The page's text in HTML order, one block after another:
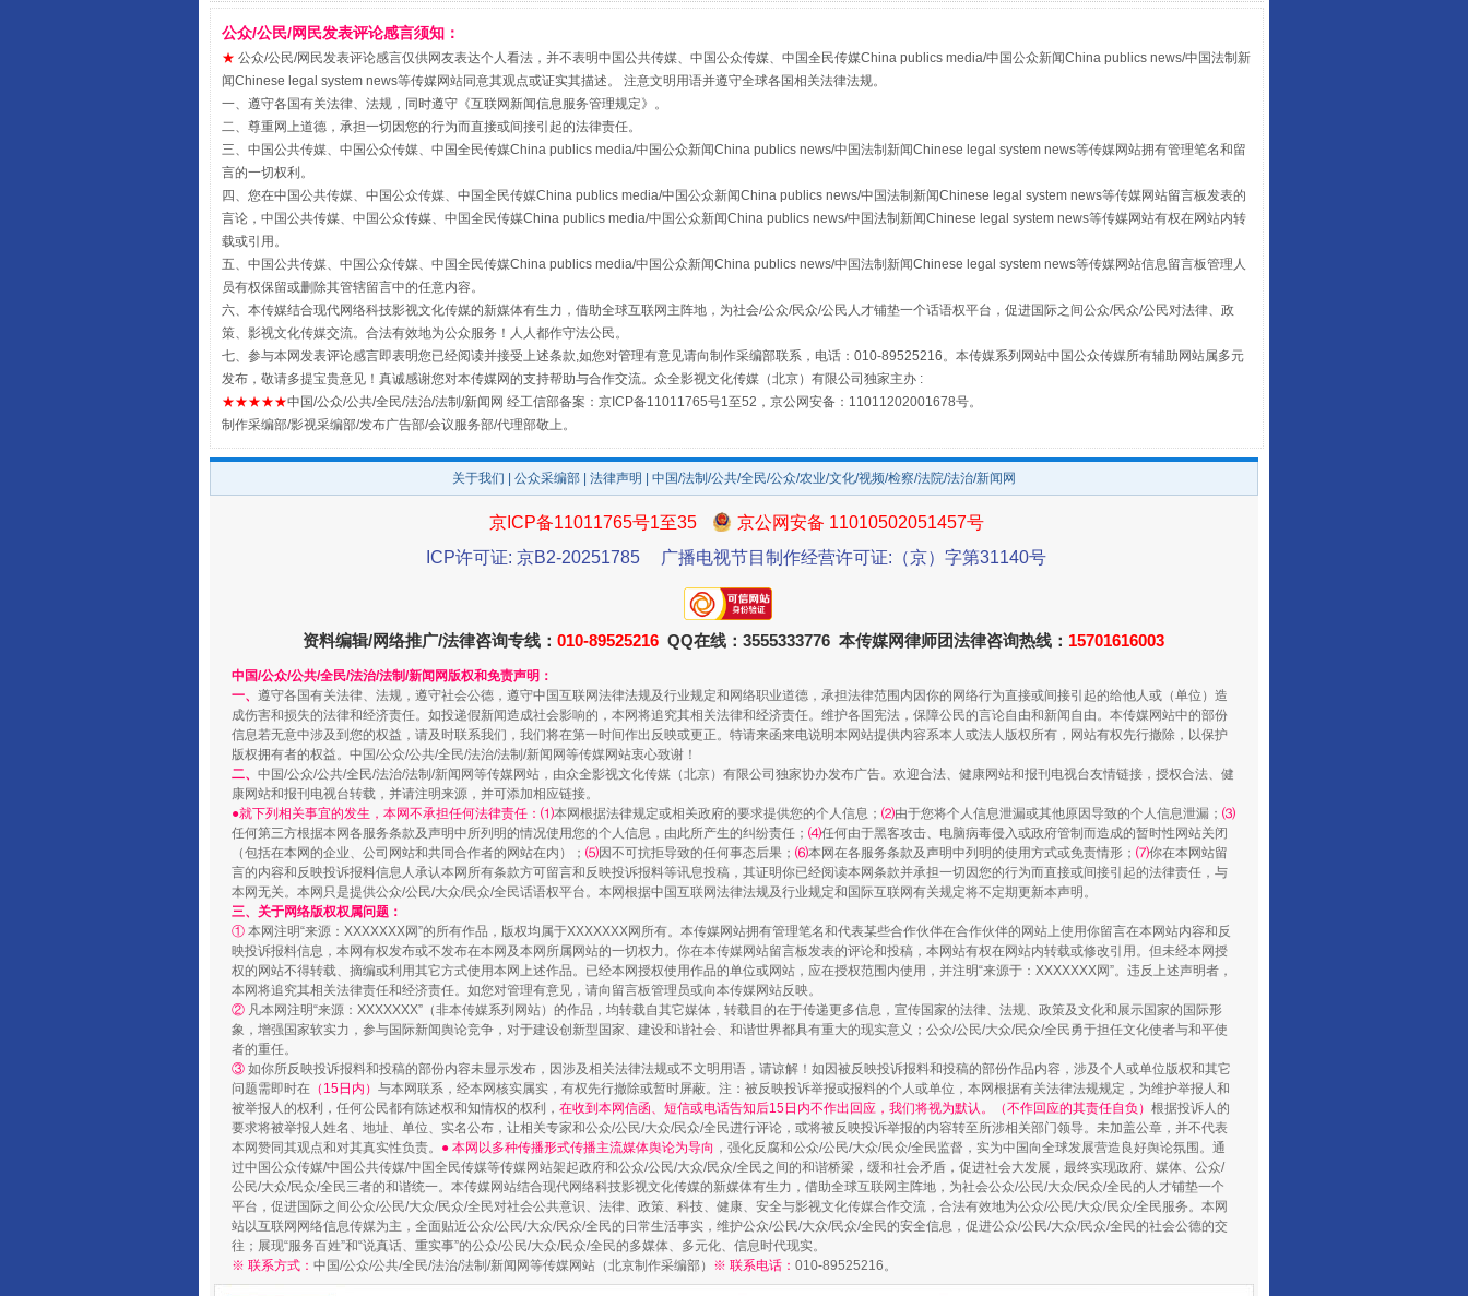
从幼儿园到大学，有这些资助
事关残疾人未来5年 让传统村落焕发生机
规模最大的光氢储一体化项目 走走走！国家喊你健身啦 国家大学科技园优化重塑工作
镜头丨大暑三秋近 山西：不断增强治理腐败综合效能 扯下公款旅游的“隐身衣”
如何以同查同治破解风腐交织难题 养老服务师职业资格制度暂行规定
公众/公民/网民发表评论感言须知：
★ 公众/公民/网民发表评论感言仅供网友表达个人看法，并不表明中国公共传媒、中国公众传媒、中国全民传媒China publics media/中国公众新闻China publics news/中国法制新
闻Chinese legal system news等传媒网站同意其观点或证实其描述。 注意文明用语并遵守全球各国相关法律法规。
一、遵守各国有关法律、法规，同时遵守《互联网新闻信息服务管理规定》。
二、尊重网上道德，承担一切因您的行为而直接或间接引起的法律责任。
三、中国公共传媒、中国公众传媒、中国全民传媒China publics media/中国公众新闻China publics news/中国法制新闻Chinese legal system news等传媒网站拥有管理笔名和留
言的一切权利。
四、您在中国公共传媒、中国公众传媒、中国全民传媒China publics media/中国公众新闻China publics news/中国法制新闻Chinese legal system news等传媒网站留言板发表的
言论，中国公共传媒、中国公众传媒、中国全民传媒China publics media/中国公众新闻China publics news/中国法制新闻Chinese legal system news等传媒网站有权在网站内转
载或引用。
五、中国公共传媒、中国公众传媒、中国全民传媒China publics media/中国公众新闻China publics news/中国法制新闻Chinese legal system news等传媒网站信息留言板管理人
员有权保留或删除其管辖留言中的任意内容。
六、本传媒结合现代网络科技影视文化传媒的新媒体有生力，借助全球互联网主阵地，为社会/公众/民众/公民人才铺垫一个话语权平台，促进国际之间公众/民众/公民对法律、政
策、影视文化传媒交流。合法有效地为公众服务！人人都作守法公民。
七、参与本网发表评论感言即表明您已经阅读并接受上述条款,如您对管理有意见请向制作采编部联系，电话：010-89525216。本传媒系列网站中国公众传媒所有辅助网站属多元
发布，敬请多提宝贵意见！真诚感谢您对本传媒网的支持帮助与合作交流。众全影视文化传媒（北京）有限公司独家主办 :
★★★★★中国/公众/公共/全民/法治/法制/新闻网 经工信部备案：京ICP备11011765号1至52，京公网安备：11011202001678号。
制作采编部/影视采编部/发布广告部/会议服务部/代理部敬上。
关于我们 公众采编部 法律声明 | 中国/法制/公共/全民/公众/农业/文化/视频/检察/法院/法治/新闻网
京ICP备11011765号1至35
京公网安备 11010502051457号
ICP许可证: 京B2-20251785
广播电视节目制作经营许可证:（京）字第31140号
资料编辑/网络推广/法律咨询专线： 010-89525216 QQ在线：3555333776 本传媒网律师团法律咨询热线： 15701616003
中国/公众/公共/全民/法治/法制/新闻网版权和免责声明：
一、 遵守各国有关法律、法规，遵守社会公德，遵守中国互联网法律法规及行业规定和网络职业道德，承担法律范围内因你的网络行为直接或间接引起的给他人或（单位）造
成伤害和损失的法律和经济责任。如投递假新闻造成社会影响的，本网将追究其相关法律和经济责任。维护各国宪法，保障公民的言论自由和新闻自由。本传媒网站中的部份
信息若无意中涉及到您的权益，请及时联系我们，我们将在第一时间作出反映或更正。特请来函来电说明本网站提供内容系本人或法人版权所有，网站有权先行撤除，以保护
版权拥有者的权益。中国/公众/公共/全民/法治/法制/新闻网等传媒网站衷心致谢！
二、 中国/公众/公共/全民/法治/法制/新闻网等传媒网站，由众全影视文化传媒（北京）有限公司独家协办发布广告。欢迎合法、健康网站和报刊电视台友情链接，授权合法、健
康网站和报刊电视台转载，并请注明来源，并可添加相应链接。
●就下列相关事宜的发生，本网不承担任何法律责任：⑴本网根据法律规定或相关政府的要求提供您的个人信息； ⑵由于您将个人信息泄漏或其他原因导致的个人信息泄漏； ⑶
任何第三方根据本网各服务条款及声明中所列明的情况使用您的个人信息，由此所产生的纠纷责任； ⑷任何由于黑客攻击、电脑病毒侵入或政府管制而造成的暂时性网站关闭
（包括在本网的企业、公司网站和共同合作者的网站在内）； ⑸因不可抗拒导致的任何事态后果； ⑹本网在各服务条款及声明中列明的使用方式或免责情形； ⑺你在本网站留
言的内容和反映投诉报料信息人承认本网所有条款方可留言和反映投诉报料等讯息投稿，其证明你已经阅读本网条款并承担一切因您的行为而直接或间接引起的法律责任，与
本网无关。本网只是提供公众/公民/大众/民众/全民话语权平台。本网根据中国互联网法律法规及行业规定和国际互联网有关规定将不定期更新本声明。
三、关于网络版权权属问题：
① 本网注明“来源：XXXXXXX网”的所有作品，版权均属于XXXXXXX网所有。本传媒网站拥有管理笔名和代表某些合作伙伴在合作伙伴的网站上使用你留言在本网站内容和反
映投诉报料信息，本网有权发布或不发布在本网及本网所属网站的一切权力。你在本传媒网站留言板发表的评论和投稿，本网站有权在网站内转载或修改引用。但未经本网授
权的网站不得转载、摘编或利用其它方式使用本网上述作品。已经本网授权使用作品的单位或网站，应在授权范围内使用，并注明“来源于：XXXXXXX网”。违反上述声明者，
本网将追究其相关法律责任和经济责任。如您对管理有意见，请向留言板管理员或向本传媒网站反映。
② 凡本网注明“来源：XXXXXXX”（非本传媒系列网站）的作品，均转载自其它媒体，转载目的在于传递更多信息，宣传国家的法律、法规、政策及文化和展示国家的国际形
象，增强国家软实力，参与国际新闻舆论竞争，对于建设创新型国家、建设和谐社会、和谐世界都具有重大的现实意义；公众/公民/大众/民众/全民勇于担任文化使者与和平使
者的重任。
③ 如你所反映投诉报料和投稿的部份内容未显示发布，因涉及相关法律法规或不文明用语，请谅解！如因被反映投诉报料和投稿的部份作品内容，涉及个人或单位版权和其它
问题需即时在 （15日内） 与本网联系，经本网核实属实，有权先行撤除或暂时屏蔽。注：被反映投诉举报或报料的个人或单位，本网根据有关法律法规规定，为维护举报人和
被举报人的权利，任何公民都有陈述权和知情权的权利， 在收到本网信函、短信或电话告知后15日内不作出回应，我们将视为默认。（不作回应的其责任自负） 根据投诉人的
要求将被举报人姓名、地址、单位、实名公布，让相关专家和公众/公民/大众/民众/全民进行评论，或将被反映投诉举报的内容转至所涉相关部门领导。未加盖公章，并不代表
本网赞同其观点和对其真实性负责。 ● 本网以多种传播形式传播主流媒体舆论为导向 ，强化反腐和公众/公民/大众/民众/全民监督，实为中国向全球发展营造良好舆论氛围。通
过中国公众传媒/中国公共传媒/中国全民传媒等传媒网站架起政府和公众/公民/大众/民众/全民之间的和谐桥梁，缓和社会矛盾，促进社会大发展，最终实现政府、媒体、公众/
公民/大众/民众/全民三者的和谐统一。本传媒网站结合现代网络科技影视文化传媒的新媒体有生力，借助全球互联网主阵地，为社会公众/公民/大众/民众/全民的人才铺垫一个
平台，促进国际之间公众/公民/大众/民众/全民对社会公共意识、法律、政策、科技、健康、安全与影视文化传媒合作交流，合法有效地为公众/公民/大众/民众/全民服务。本网
站以互联网网络信息传媒为主，全面贴近公众/公民/大众/民众/全民的日常生活事实，维护公众/公民/大众/民众/全民的安全信息，促进公众/公民/大众/民众/全民的社会公德的交
往；展现“服务百姓”和“说真话、重实事”的公众/公民/大众/民众/全民的多媒体、多元化、信息时代现实。
※ 联系方式： 中国/公众/公共/全民/法治/法制/新闻网等传媒网站（北京制作采编部） ※ 联系电话： 010-89525216。